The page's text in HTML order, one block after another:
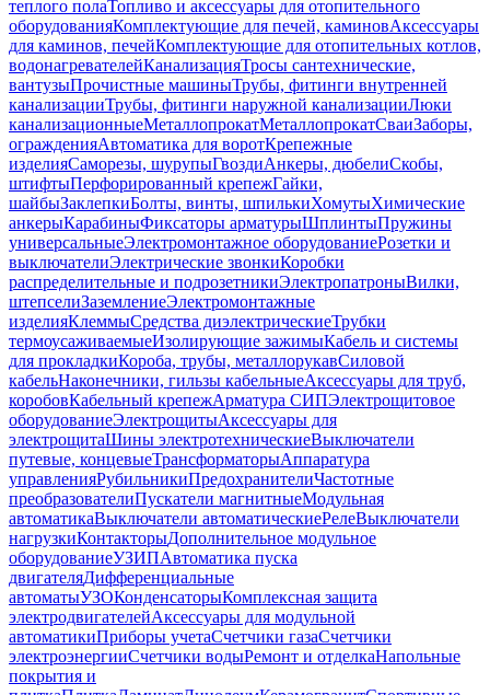
теплого полаТопливо и аксессуары для отопительного
оборудованияКомплектующие для печей, каминовАксессуары
для каминов, печейКомплектующие для отопительных котлов,
водонагревателейКанализацияТросы сантехнические,
вантузыПрочистные машиныТрубы, фитинги внутренней
канализацииТрубы, фитинги наружной канализацииЛюки
канализационныеМеталлопрокатМеталлопрокатСваиЗаборы,
огражденияАвтоматика для воротКрепежные
изделияСаморезы, шурупыГвоздиАнкеры, дюбелиСкобы,
штифтыПерфорированный крепежГайки,
шайбыЗаклепкиБолты, винты, шпилькиХомутыХимические
анкерыКарабиныФиксаторы арматурыШплинтыПружины
универсальныеЭлектромонтажное оборудованиеРозетки и
выключателиЭлектрические звонкиКоробки
распределительные и подрозетникиЭлектропатроныВилки,
штепселиЗаземлениеЭлектромонтажные
изделияКлеммыСредства диэлектрическиеТрубки
термоусаживаемыеИзолирующие зажимыКабель и системы
для прокладкиКороба, трубы, металлорукавСиловой
кабельНаконечники, гильзы кабельныеАксессуары для труб,
коробовКабельный крепежАрматура СИПЭлектрощитовое
оборудованиеЭлектрощитыАксессуары для
электрощитаШины электротехническиеВыключатели
путевые, концевыеТрансформаторыАппаратура
управленияРубильникиПредохранителиЧастотные
преобразователиПускатели магнитныеМодульная
автоматикаВыключатели автоматическиеРелеВыключатели
нагрузкиКонтакторыДополнительное модульное
оборудованиеУЗИПАвтоматика пуска
двигателяДифференциальные
автоматыУЗОКонденсаторыКомплексная защита
электродвигателейАксессуары для модульной
автоматикиПриборы учетаСчетчики газаСчетчики
электроэнергииСчетчики водыРемонт и отделкаНапольные
покрытия и